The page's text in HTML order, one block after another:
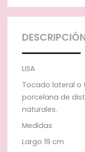
LISA
Tocado lateral o
porcelana de
naturales.
Medidas
Largo 19 cm